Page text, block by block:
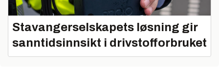
Stavangerselskapets løsning gir
sanntidsinnsikt i drivstofforbruket